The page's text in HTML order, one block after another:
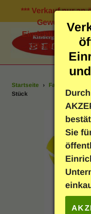
Sie
Direkt
Inhalt
*** Verkauf nur an
Gewerbe ! ***
Einrichtungen und
öffentliche
Bastelbedarf
Schreibwaren
Geschenkartikel
Spielen & Lernen
Startseite › Fasching
Stück